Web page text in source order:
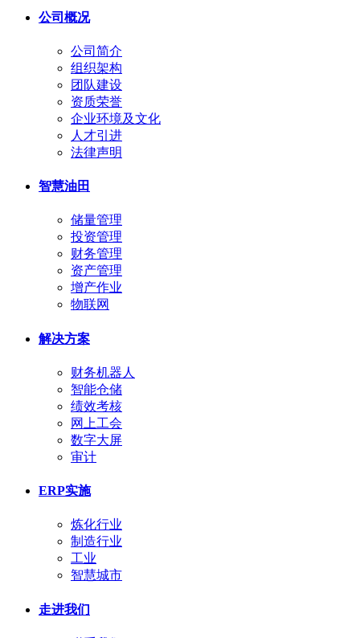
公司概况
公司简介
组织架构
团队建设
资质荣誉
企业环境及文化
人才引进
法律声明
智慧油田
储量管理
投资管理
财务管理
资产管理
增产作业
物联网
解决方案
财务机器人
智能仓储
绩效考核
网上工会
数字大屏
审计
ERP实施
炼化行业
制造行业
工业
智慧城市
走进我们